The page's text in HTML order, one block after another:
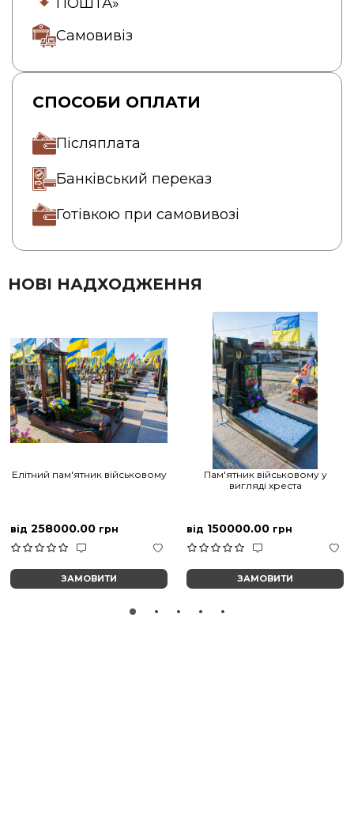
Самовивіз
СПОСОБИ ОПЛАТИ
Післяплата
Банківський переказ
Готівкою при самовивозі
НОВІ НАДХОДЖЕННЯ
Елітний пам'ятник військовому
від 258000.00 грн
ЗАМОВИТИ
Пам'ятник військовому у
вигляді хреста
від 150000.00 грн
ЗАМОВИТИ